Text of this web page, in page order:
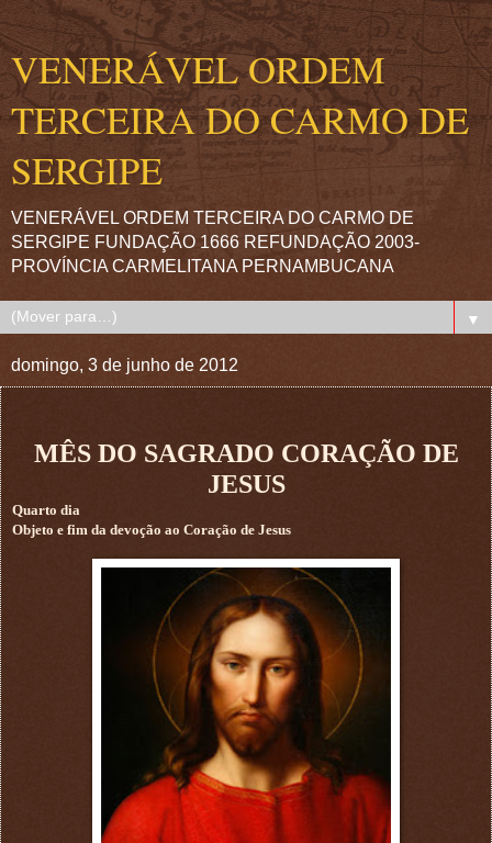
VENERÁVEL ORDEM
TERCEIRA DO CARMO DE
SERGIPE
VENERÁVEL ORDEM TERCEIRA DO CARMO DE
SERGIPE FUNDAÇÃO 1666 REFUNDAÇÃO 2003-
PROVÍNCIA CARMELITANA PERNAMBUCANA
▼
domingo, 3 de junho de 2012
MÊS DO SAGRADO CORAÇÃO DE
JESUS
Quarto dia
Objeto e fim da devoção ao Coração de Jesus